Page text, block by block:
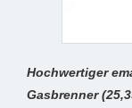
Hochwertiger
Gasbrenner